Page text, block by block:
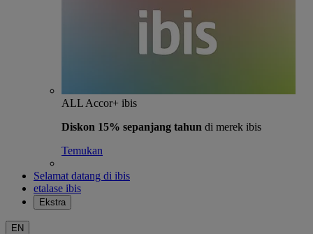
ALL Accor+ ibis
Diskon 15% sepanjang tahun di merek ibis
Temukan
Selamat datang di ibis
etalase ibis
Ekstra
EN